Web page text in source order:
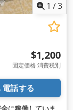
1 /3
$1,200
固定価格 消費税別
電話する